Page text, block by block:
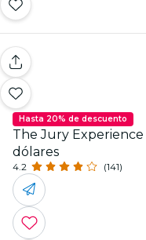
Hasta 20% de descuento
The Jury
dólares
4.2 (141)